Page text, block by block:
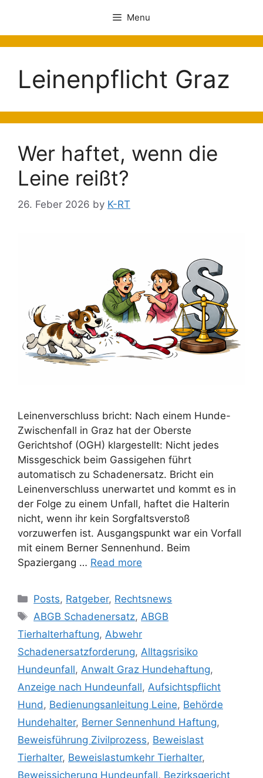
Menu
Leinenpflicht Graz
Wer haftet, wenn die
Leine reißt?
26. Feber 2026 by K-RT
Leinenverschluss bricht: Nach einem Hunde-
Zwischenfall in Graz hat der Oberste
Gerichtshof (OGH) klargestellt: Nicht jedes
Missgeschick beim Gassigehen führt
automatisch zu Schadenersatz. Bricht ein
Leinenverschluss unerwartet und kommt es in
der Folge zu einem Unfall, haftet die Halterin
nicht, wenn ihr kein Sorgfaltsverstoß
vorzuwerfen ist. Ausgangspunkt war ein Vorfall
mit einem Berner Sennenhund. Beim
Spaziergang … Read more
Posts, Ratgeber, Rechtsnews
ABGB Schadenersatz,ABGB
Tierhalterhaftung, Abwehr
Schadenersatzforderung, Alltagsrisiko
Hundeunfall, Anwalt Graz Hundehaftung,
Anzeige nach Hundeunfall, Aufsichtspflicht
Hund, Bedienungsanleitung Leine, Behörde
Hundehalter, Berner Sennenhund Haftung,
Beweisführung Zivilprozess, Beweislast
Tierhalter, Beweislastumkehr Tierhalter,
Beweissicherung Hundeunfall, Bezirksgericht